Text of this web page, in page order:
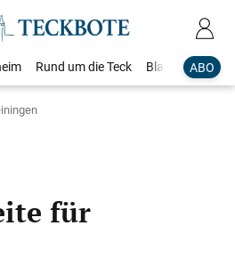
ABO
Rund um die Teck Blaulicht
für